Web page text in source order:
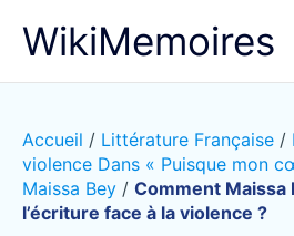
WikiMemoires
Accueil / Littérature Française /
violence Dans « Puisque mon
Maissa Bey / Comment Maissa
l’écriture face à la violence ?